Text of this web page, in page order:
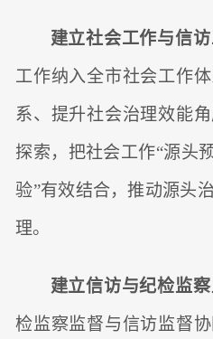
建立社会工作与信访
工作纳入全市社会工作
系、提升社会治理效能
探索，把社会工作“源头
验”有效结合，推动源头
理。
建立信访与纪检监
检监察监督与信访监督